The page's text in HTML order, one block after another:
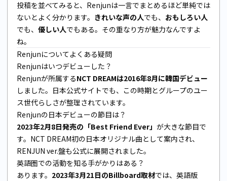
投稿を並べてみると、Renjunは一言でまとめるほど単純では
ないとよく分かります。 きれいな声の人でも、 おもしろい人
でも、 優しい人でもある。その重なり方が魅力なんですよ
ね。
Renjunについてよくある疑問
Renjunはいつデビューした？
Renjunが所属するNCT DREAMは2016年8月に韓国デビュー
しました。日本公式サイトでも、この時期とグループのユー
ス世代らしさが整理されています。
Renjunの日本デビューの節目は？
2023年2月8日発売の「Best Friend Ever」 が大きな節目で
す。NCT DREAM初の日本オリジナル曲として案内され、
RENJUN ver.盤も公式に展開されました。
英語圏での活動を知る手がかりはある？
あります。 2023年3月21日のBillboard取材では、英語版